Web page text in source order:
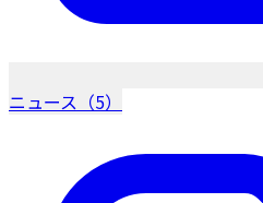
ニュース（5）